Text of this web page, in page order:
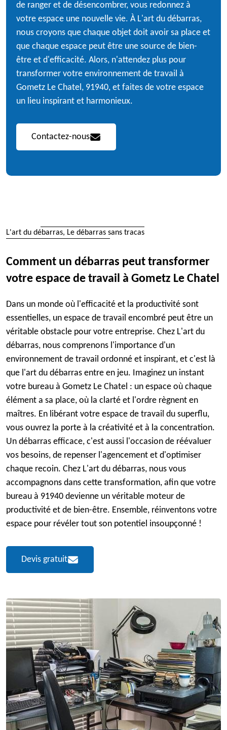
de ranger et de désencombrer, vous redonnez à
votre espace une nouvelle vie. À L'art du débarras,
nous croyons que chaque objet doit avoir sa place et
que chaque espace peut être une source de bien-
être et d'efficacité. Alors, n'attendez plus pour
transformer votre environnement de travail à
Gometz Le Chatel, 91940, et faites de votre espace
un lieu inspirant et harmonieux.
Contactez-nous
L'art du débarras, Le débarras sans tracas
Comment un débarras peut transformer
votre espace de travail à Gometz Le Chatel
Dans un monde où l'efficacité et la productivité sont
essentielles, un espace de travail encombré peut être un
véritable obstacle pour votre entreprise. Chez L'art du
débarras, nous comprenons l'importance d'un
environnement de travail ordonné et inspirant, et c'est là
que l'art du débarras entre en jeu. Imaginez un instant
votre bureau à Gometz Le Chatel : un espace où chaque
élément a sa place, où la clarté et l'ordre règnent en
maîtres. En libérant votre espace de travail du superflu,
vous ouvrez la porte à la créativité et à la concentration.
Un débarras efficace, c'est aussi l'occasion de réévaluer
vos besoins, de repenser l'agencement et d'optimiser
chaque recoin. Chez L'art du débarras, nous vous
accompagnons dans cette transformation, afin que votre
bureau à 91940 devienne un véritable moteur de
productivité et de bien-être. Ensemble, réinventons votre
espace pour révéler tout son potentiel insoupçonné !
Devis gratuit